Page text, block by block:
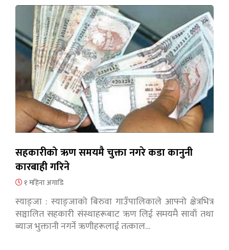
सहकारीको ऋण समयमै चुक्ता नगरे कडा कानुनी
कारबाही गरिने
१ महिना अगाडि
स्याङ्जा : स्याङ्जाको बिरुवा गाउँपालिकाले आफ्नो क्षेत्रभित्र
सञ्चालित सहकारी संस्थाहरूबाट ऋण लिई समयमै सावाँ तथा
ब्याज भुक्तानी नगर्ने ऋणीहरूलाई तत्काल…